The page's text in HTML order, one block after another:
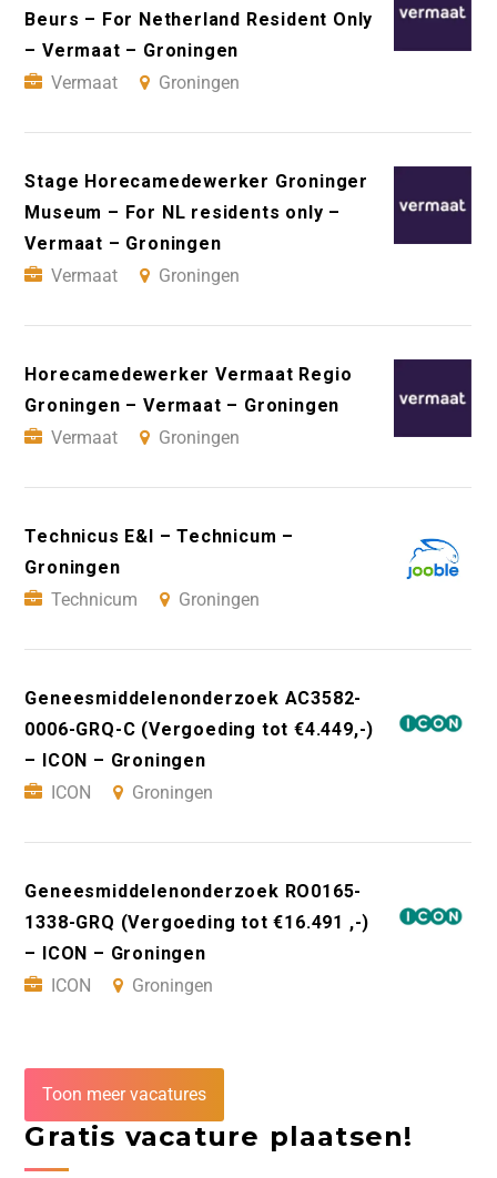
Beurs – For Netherland Resident Only
– Vermaat – Groningen
Vermaat
Groningen
Stage Horecamedewerker Groninger
Museum – For NL residents only –
Vermaat – Groningen
Vermaat
Groningen
Horecamedewerker Vermaat Regio
Groningen – Vermaat – Groningen
Vermaat
Groningen
Technicus E&I – Technicum –
Groningen
Technicum
Groningen
Geneesmiddelenonderzoek AC3582-
0006-GRQ-C (Vergoeding tot €4.449,-)
– ICON – Groningen
ICON
Groningen
Geneesmiddelenonderzoek RO0165-
1338-GRQ (Vergoeding tot €16.491 ,-)
– ICON – Groningen
ICON
Groningen
Toon meer vacatures
Gratis vacature plaatsen!